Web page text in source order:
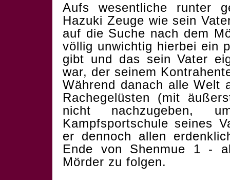
Aufs wesentliche runter
Hazuki Zeuge wie sein
auf die Suche nach dem
völlig unwichtig hierbei ein
gibt und das sein Vater
war, der seinem
Während danach alle Welt
Rachegelüsten (mit
nicht
Kampfsportschule seines
er dennoch allen
Ende von Shenmue 1 -
Mörder zu folgen.